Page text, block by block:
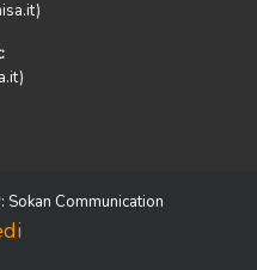
Sokan Communication